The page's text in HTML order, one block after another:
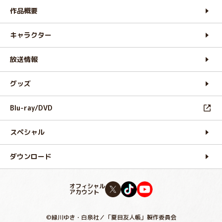
作品概要
キャラクター
放送情報
グッズ
Blu-ray/DVD
スペシャル
ダウンロード
オフィシャル
アカウント
©緑川ゆき・白泉社／「夏目友人帳」製作委員会